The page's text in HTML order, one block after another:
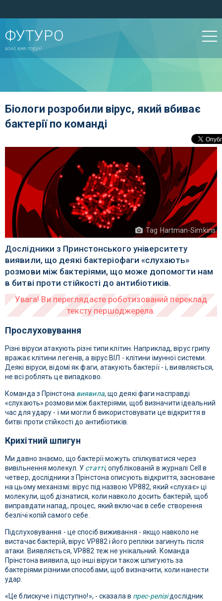
ФУТУРО
воно вже поруч!
Біологи розробили вірус, який вбиває
бактерії по команді
Tag Hartman-Simkins
Дослідники з Принстонського університету
виявили, що деякі бактеріофаги «слухають»
розмови між бактеріями, що може допомогти нам
в битві проти стійкості до антибіотиків.
Прослуховування
Різні віруси атакують різні типи клітин. Наприклад, вірус грипу
вражає клітини легенів, а вірус ВІЛ - клітини імунної системи.
Деякі віруси, відомі як фаги, атакують бактерії - і, виявляється,
не всі роблять це випадково.
Команда з Прінстона виявила, що деякі фаги насправді
«слухають» розмови між бактеріями, щоб визначити ідеальний
час для удару - і ми могли б використовувати це відкриття в
битві проти стійкості до антибіотиків.
Крихітний шпигун
Ми давно знаємо, що бактерії можуть спілкуватися через
вивільнення молекул. У статті, опублікованій в журналі Cell в
четвер, дослідники з Прінстона описують відкриття, засноване
на цьому механізмі: вірус під назвою VP882, який «слухає» ці
молекули, щоб дізнатися, коли навколо досить бактерій, щоб
виправдати напад, процес, який включає в себе створення
безлічі копій самого себе.
Підслуховування - це спосіб виживання - якщо навколо не
вистачає бактерій, вірус VP882 і його репліки загинуть після
атаки. Виявляється, VP882 теж не унікальний. Команда
Прінстона виявила, що інші віруси також шпигують за
бактеріями різними способами, щоб визначити, коли нанести
удар.
«Це блискуче і підступно!», - сказала в прес-релізідослідник